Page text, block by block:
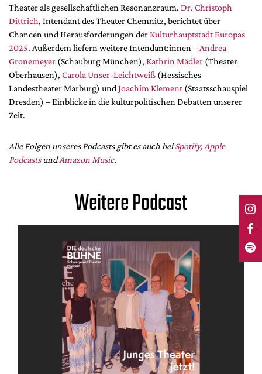
Theater als gesellschaftlichen Resonanzraum. Dr. Christoph
Dittrich, Intendant des Theater Chemnitz, berichtet über
Chancen und Herausforderungen derKulturhauptstadt Europas
2025. Außerdem liefern weitere Intendant:innen – Andrea
Gronemeyer (Schauburg München), Kathrin Mädler (Theater
Oberhausen), Carola Unser-Leichtweiß (Hessisches
Landestheater Marburg) und Joachim Klement (Staatsschauspiel
Dresden) – Einblicke in die kulturpolitischen Debatten unserer
Zeit.
Alle Folgen unseres Podcasts gibt es auch beiSpotify, Apple
PodcastsundAmazon Music.
Weitere Podcast